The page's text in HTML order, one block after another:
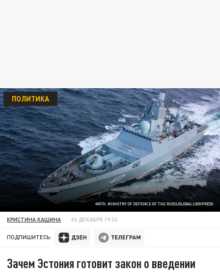
ФОТО: MINISTRY OF DEFENCE OF THE RUSSI/GLOBALLOOKPRESS
ПОЛИТИКА
КРИСТИНА КАШИНА 06 ДЕКАБРЯ 19:34
ПОДПИШИТЕСЬ:
Зачем Эстония готовит закон о введении